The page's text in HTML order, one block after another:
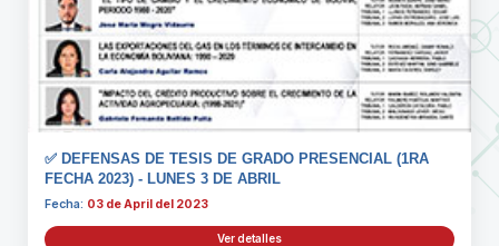
✅ DEFENSAS DE TESIS DE GRADO PRESENCIAL (1RA
FECHA 2023) - LUNES 3 DE ABRIL
Fecha: 03 de April del 2023
Ver detalles